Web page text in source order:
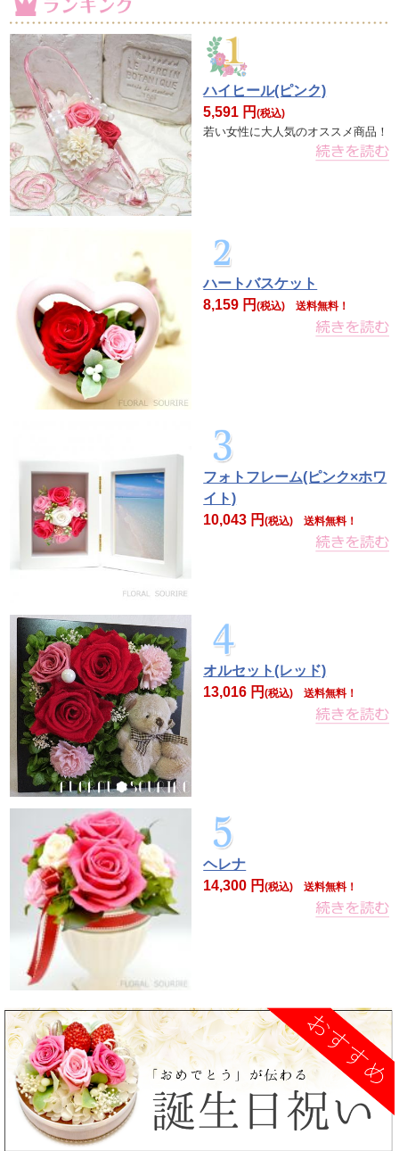
ハイヒール(ピンク)
5,591 円(税込)
若い女性に大人気のオススメ商品！
ハートバスケット
8,159 円(税込) 送料無料！
フォトフレーム(ピンク×ホワ
イト)
10,043 円(税込) 送料無料！
オルセット(レッド)
13,016 円(税込) 送料無料！
ヘレナ
14,300 円(税込) 送料無料！